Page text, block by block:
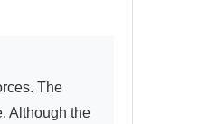
Although the